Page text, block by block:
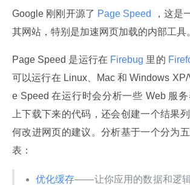
Google 刚刚开源了 Page Speed
，这是
其网站，特别是加速网页加载的内部工具
Page Speed 是运行在 Firebug 里的
可以运行在 Linux、Mac 和 Windows
e Speed 在运行时会分析一些 Web 服
上下载下来的代码，还会创建一个结果
何改进网页的建议。分析基于一个分为
表：
优化缓存——让你应用的数据和逻